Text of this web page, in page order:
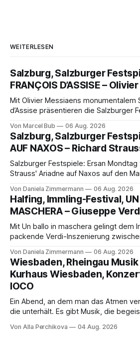
WEITERLESEN
Salzburg, Salzburger
FRANÇOIS D’ASSISE –
Mit Olivier Messiaens monumentalem
d’Assise präsentieren die Salzburger
eine bildgewaltige Inszenierung,
die komplexe Partitur eindrucksvoll,
Franziskus.
Von Marcel Bub 06 Aug. 2026
Salzburg, Salzburger
AUF NAXOS – Richard
Salzburger Festspiele: Ersan Mondtag
Strauss' Ariadne auf Naxos auf den
Aufführung mit starken Solisten und
Philharmonikern, szenisch bleibt der
hinter den Erwartungen zurück.
Von Daniela Zimmermann 06 Aug. 2026
Halfing, Immling-Festival, UN
MASCHERA – Giuseppe
Mit Un ballo in maschera gelingt dem
packende Verdi-Inszenierung
psychologische Tiefe mit starken
einem spielfreudigen Ensemble und
überzeugenden Gesamtleistung.
Von Daniela Zimmermann 06 Aug. 2026
Wiesbaden, Rheingau
Kurhaus Wiesbaden,
IOCO
Ein Abend, an dem man das Atmen vergisst. Es
die unterhält. Es gibt Musik, die
Genau so war der Abend im Kurhaus
Von Alla Perchikova 04 Aug. 2026